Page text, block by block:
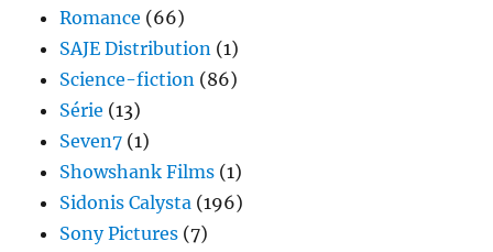
Romance (66)
SAJE Distribution (1)
Science-fiction (86)
Série (13)
Seven7 (1)
Showshank Films (1)
Sidonis Calysta (196)
Sony Pictures (7)